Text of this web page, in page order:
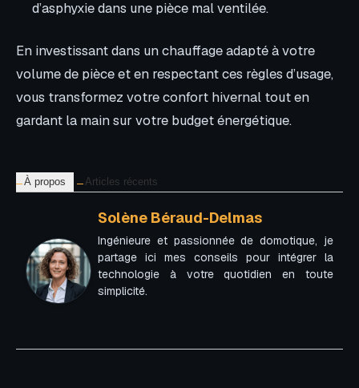
d’asphyxie dans une pièce mal ventilée.
En investissant dans un chauffage adapté à votre
volume de pièce et en respectant ces règles d’usage,
vous transformez votre confort hivernal tout en
gardant la main sur votre budget énergétique.
À propos Articles récents
Solène Béraud-Delmas
Ingénieure et passionnée de domotique, je
partage ici mes conseils pour intégrer la
technologie à votre quotidien en toute
simplicité.